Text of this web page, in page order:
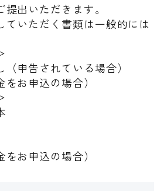
出いただきます。
いただく書類は一般的には
申告されている場合）
お申込の場合）
お申込の場合）